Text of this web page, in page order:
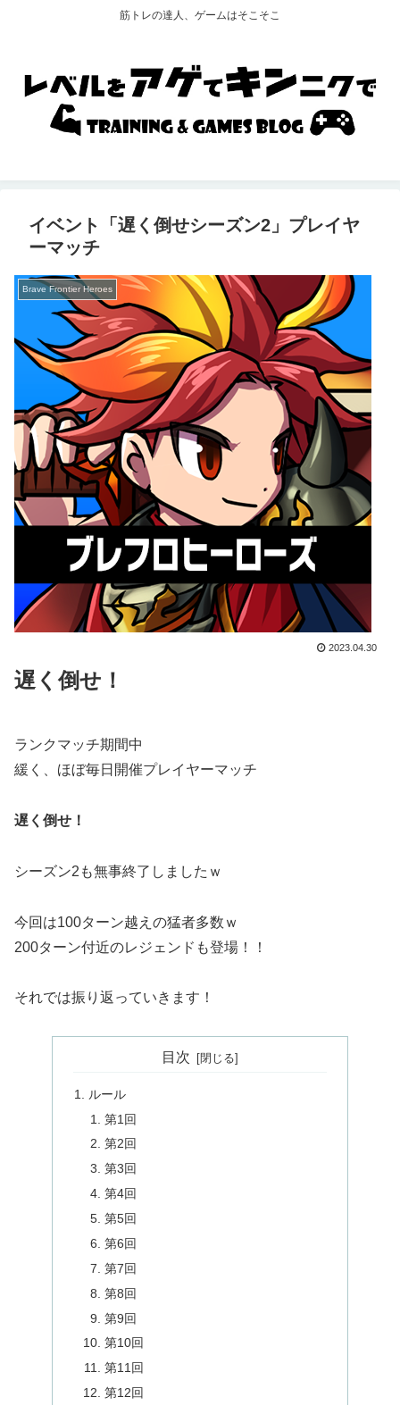
筋トレの達人、ゲームはそこそこ
イベント「遅く倒せシーズン2」プレイヤ
ーマッチ
Brave Frontier Heroes
2023.04.30
遅く倒せ！
ランクマッチ期間中
緩く、ほぼ毎日開催プレイヤーマッチ
遅く倒せ！
シーズン2も無事終了しましたｗ
今回は100ターン越えの猛者多数ｗ
200ターン付近のレジェンドも登場！！
それでは振り返っていきます！
目次
ルール
第1回
第2回
第3回
第4回
第5回
第6回
第7回
第8回
第9回
第10回
第11回
第12回